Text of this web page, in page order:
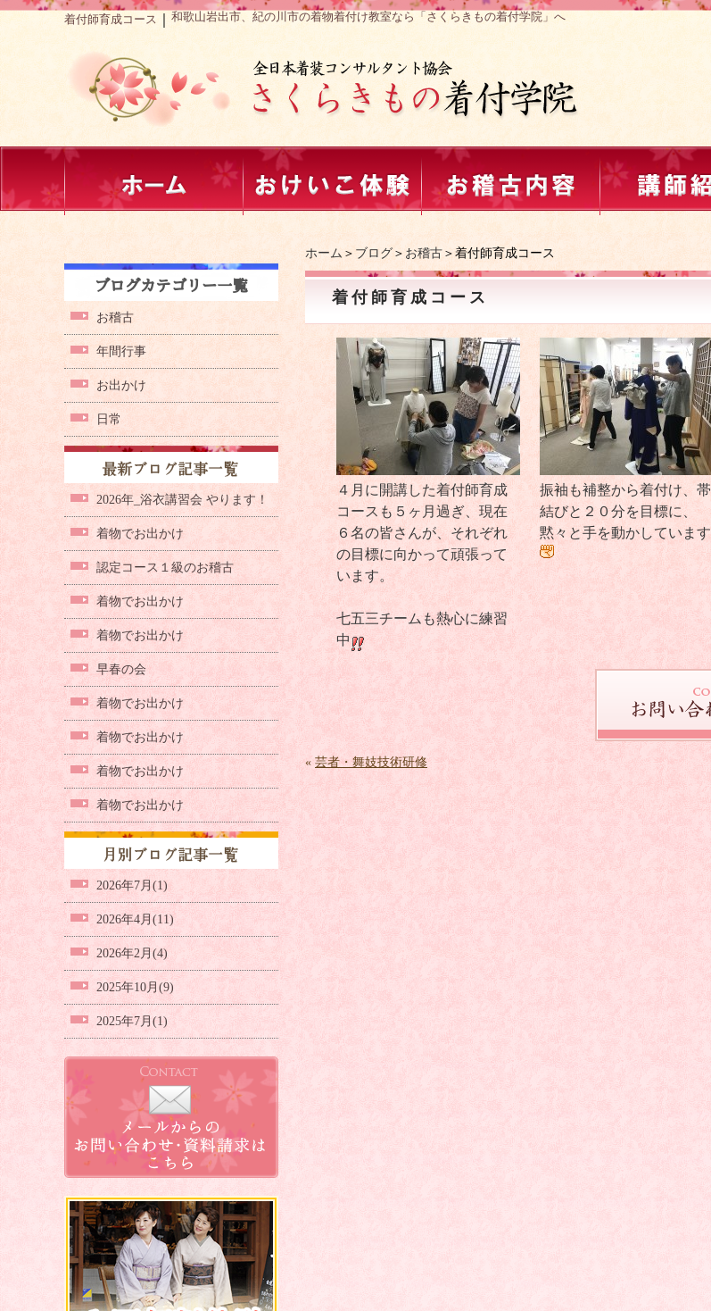
着付師育成コース 和歌山岩出市、紀の川市の着物着付け教室なら「さくらきもの着付学院」へ
ホーム ＞ ブログ ＞ お稽古 ＞着付師育成コース
着付師育成コース
４月に開講した着付師育成
コースも５ヶ月過ぎ、現在
６名の皆さんが、それぞれ
の目標に向かって頑張って
います。
七五三チームも熱心に練習
中
振袖も補整から着付け、帯
結びと２０分を目標に、
黙々と手を動かしています
« 芸者・舞妓技術研修
お稽古
年間行事
お出かけ
日常
2026年_浴衣講習会 やります！
着物でお出かけ
認定コース１級のお稽古
着物でお出かけ
着物でお出かけ
早春の会
着物でお出かけ
着物でお出かけ
着物でお出かけ
着物でお出かけ
2026年7月(1)
2026年4月(11)
2026年2月(4)
2025年10月(9)
2025年7月(1)